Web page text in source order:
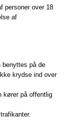
personer over 18
af
benyttes på de
krydse ind over
kører på offentlig